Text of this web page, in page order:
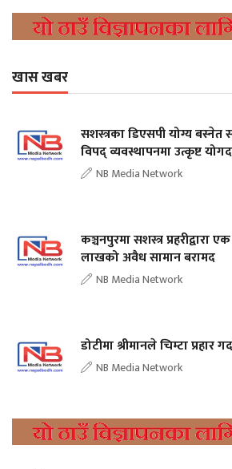
खास खबर
सशस्त्रका डिएसपी योग्य बस्नेत
विपद् व्यवस्थापनमा उत्कृष्ट
NB Media Network
कञ्चनपुरमा सशस्त्र प्रहरीद्वारा
लाखको अवैध सामान बरामद
NB Media Network
डोटीमा श्रीमानले चिम्टा प्रहार
NB Media Network